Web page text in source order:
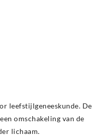
leefstijlgeneeskunde. De
omschakeling van de
lichaam.